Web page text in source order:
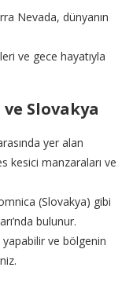
Nevada, dünyanın
ve gece hayatıyla
Slovakya
yer alan
kesici manzaraları ve
(Slovakya) gibi
bulunur.
yapabilir ve bölgenin